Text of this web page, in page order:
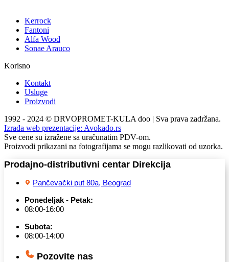
Kerrock
Fantoni
Alfa Wood
Sonae Arauco
Korisno
Kontakt
Usluge
Proizvodi
1992 - 2024 © DRVOPROMET-KULA doo | Sva prava zadržana.
Izrada web prezentacije: Avokado.rs
Sve cene su izražene sa uračunatim PDV-om.
Proizvodi prikazani na fotografijama se mogu razlikovati od uzorka.
Prodajno-distributivni centar Direkcija
Pančevački put 80a, Beograd
Ponedeljak - Petak:
08:00-16:00
Subota:
08:00-14:00
Pozovite nas